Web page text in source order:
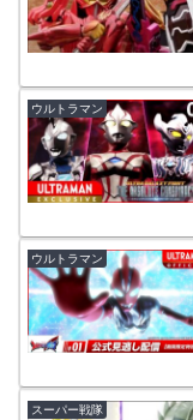
ウルトラマン
ウルトラマン
スーパー戦隊